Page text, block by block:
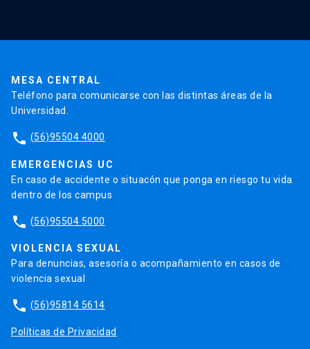
Admisión
MESA CENTRAL
Teléfono para comunicarse con las distintas áreas de la
Universidad.
phone (56)95504 4000
EMERGENCIAS UC
En caso de accidente o situacón que ponga en riesgo tu vida
dentro de los campus
phone (56)95504 5000
VIOLENCIA SEXUAL
Para denuncias, asesoría o acompañamiento en casos de
violencia sexual
phone (56)95814 5614
Políticas de Privacidad